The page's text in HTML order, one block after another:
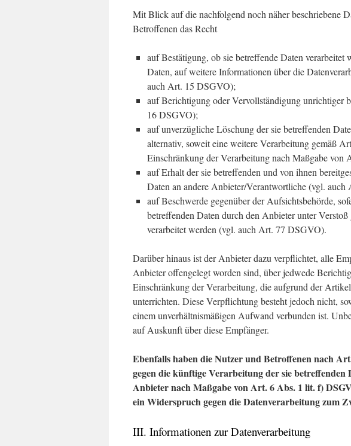
Mit Blick auf die nachfolgend noch näher beschriebene
Betroffenen das Recht
auf Bestätigung, ob sie betreffende Daten
Daten, auf weitere Informationen über die
auch Art. 15 DSGVO);
auf Berichtigung oder Vervollständigung unrichtiger
16 DSGVO);
auf unverzügliche Löschung der sie betreffenden
alternativ, soweit eine weitere Verarbeitung gemäß
Einschränkung der Verarbeitung nach Maßgabe von
auf Erhalt der sie betreffenden und von ihnen
Daten an andere Anbieter/Verantwortliche (vgl.
auf Beschwerde gegenüber der Aufsichtsbehörde,
betreffenden Daten durch den Anbieter unter
verarbeitet werden (vgl. auch Art. 77 DSGVO).
Darüber hinaus ist der Anbieter dazu verpflichtet, alle
Anbieter offengelegt worden sind, über jedwede
Einschränkung der Verarbeitung, die aufgrund der
unterrichten. Diese Verpflichtung besteht jedoch nicht,
einem unverhältnismäßigen Aufwand verbunden ist.
auf Auskunft über diese Empfänger.
Ebenfalls haben die Nutzer und Betroffenen nach
gegen die künftige Verarbeitung der sie
Anbieter nach Maßgabe von Art. 6 Abs. 1 lit. f)
ein Widerspruch gegen die Datenverarbeitung zum
III. Informationen zur Datenverarbeitung